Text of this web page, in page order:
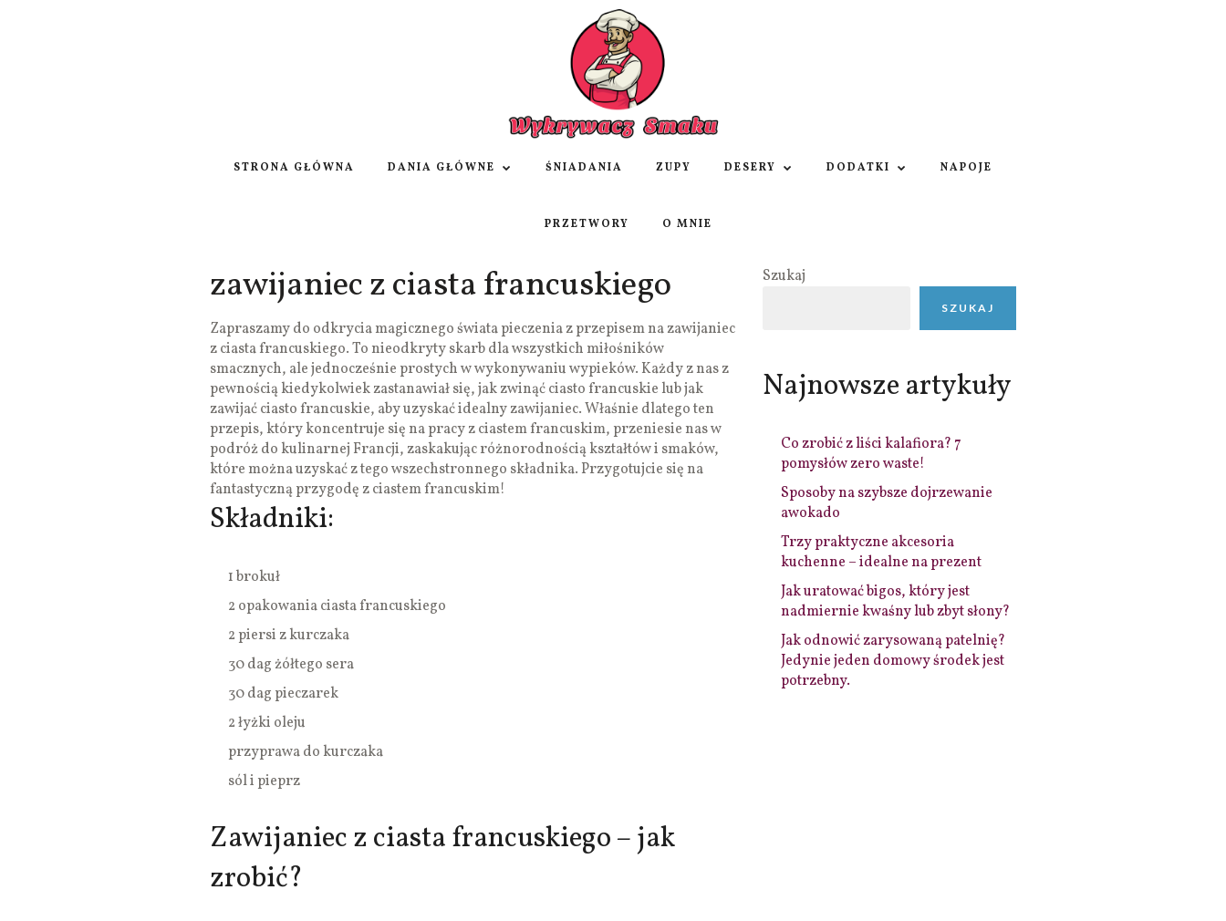
STRONA GŁÓWNA DANIA GŁÓWNE ŚNIADANIA ZUPY DESERY DODATKI NAPOJE
PRZETWORY O MNIE
zawijaniec z ciasta francuskiego
Zapraszamy do odkrycia magicznego świata pieczenia z przepisem na zawijaniec
z ciasta francuskiego. To nieodkryty skarb dla wszystkich miłośników
smacznych, ale jednocześnie prostych w wykonywaniu wypieków. Każdy z nas z
pewnością kiedykolwiek zastanawiał się, jak zwinąć ciasto francuskie lub jak
zawijać ciasto francuskie, aby uzyskać idealny zawijaniec. Właśnie dlatego ten
przepis, który koncentruje się na pracy z ciastem francuskim, przeniesie nas w
podróż do kulinarnej Francji, zaskakując różnorodnością kształtów i smaków,
które można uzyskać z tego wszechstronnego składnika. Przygotujcie się na
fantastyczną przygodę z ciastem francuskim!
Składniki:
1 brokuł
2 opakowania ciasta francuskiego
2 piersi z kurczaka
30 dag żółtego sera
30 dag pieczarek
2 łyżki oleju
przyprawa do kurczaka
sól i pieprz
Zawijaniec z ciasta francuskiego – jak
zrobić?
Szukaj
SZUKAJ
Najnowsze artykuły
Co zrobić z liści kalafiora? 7
pomysłów zero waste!
Sposoby na szybsze dojrzewanie
awokado
Trzy praktyczne akcesoria
kuchenne – idealne na prezent
Jak uratować bigos, który jest
nadmiernie kwaśny lub zbyt słony?
Jak odnowić zarysowaną patelnię?
Jedynie jeden domowy środek jest
potrzebny.